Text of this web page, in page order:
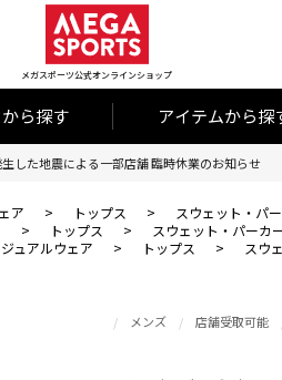
メガスポーツ公式オンラインショップ
ら探す アイテムから探
した地震による一部店舗 臨時休業のお知らせ
ア > トップス > スウェット・パ
> トップス > スウェット・パーカ
ュアルウェア > トップス > スウ
メンズ 店舗受取可能